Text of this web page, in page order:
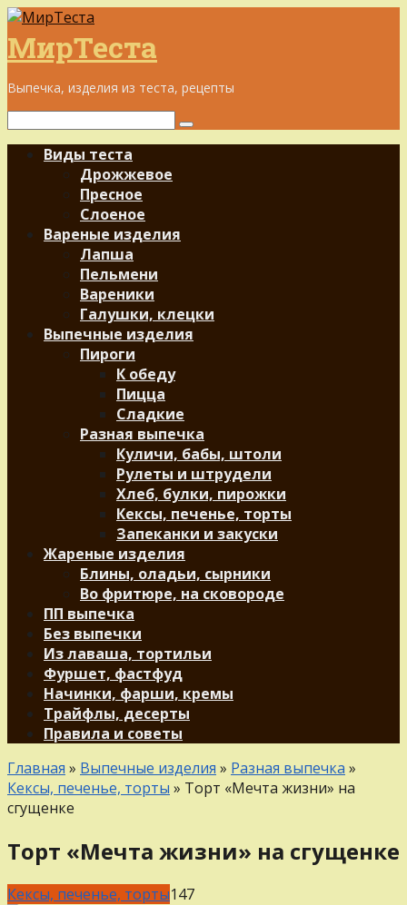
Перейти
к
контенту
МирТеста
Выпечка, изделия из теста, рецепты
Поиск:
Виды теста
Дрожжевое
Пресное
Слоеное
Вареные изделия
Лапша
Пельмени
Вареники
Галушки, клецки
Выпечные изделия
Пироги
К обеду
Пицца
Сладкие
Разная выпечка
Куличи, бабы, штоли
Рулеты и штрудели
Хлеб, булки, пирожки
Кексы, печенье, торты
Запеканки и закуски
Жареные изделия
Блины, оладьи, сырники
Во фритюре, на сковороде
ПП выпечка
Без выпечки
Из лаваша, тортильи
Фуршет, фастфуд
Начинки, фарши, кремы
Трайфлы, десерты
Правила и советы
Главная » Выпечные изделия » Разная выпечка »
Кексы, печенье, торты » Торт «Мечта жизни» на
сгущенке
Торт «Мечта жизни» на сгущенке
Кексы, печенье, торты147